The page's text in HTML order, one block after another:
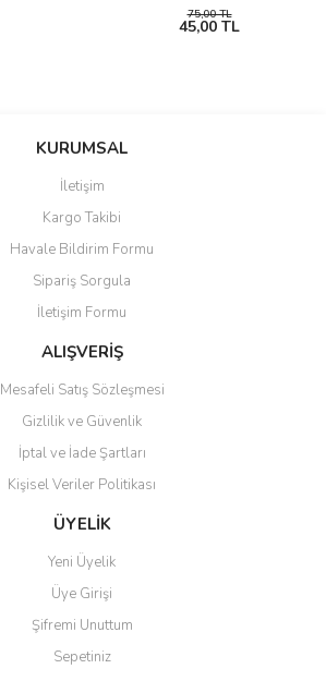
75,00 TL
45,00 TL
KURUMSAL
İletişim
Kargo Takibi
Havale Bildirim Formu
Sipariş Sorgula
İletişim Formu
ALIŞVERİŞ
Mesafeli Satış Sözleşmesi
Gizlilik ve Güvenlik
İptal ve İade Şartları
Kişisel Veriler Politikası
ÜYELİK
Yeni Üyelik
Üye Girişi
Şifremi Unuttum
Sepetiniz